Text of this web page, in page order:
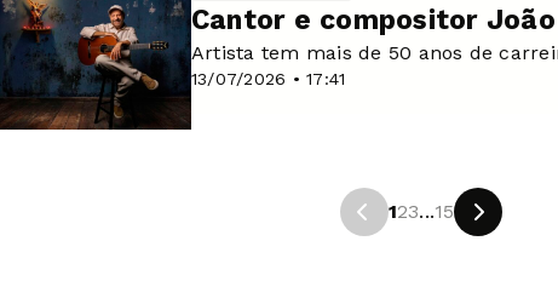
13/07/2026 • 17:41
Cantor e compositor
Artista tem mais de 50 anos de
123...15